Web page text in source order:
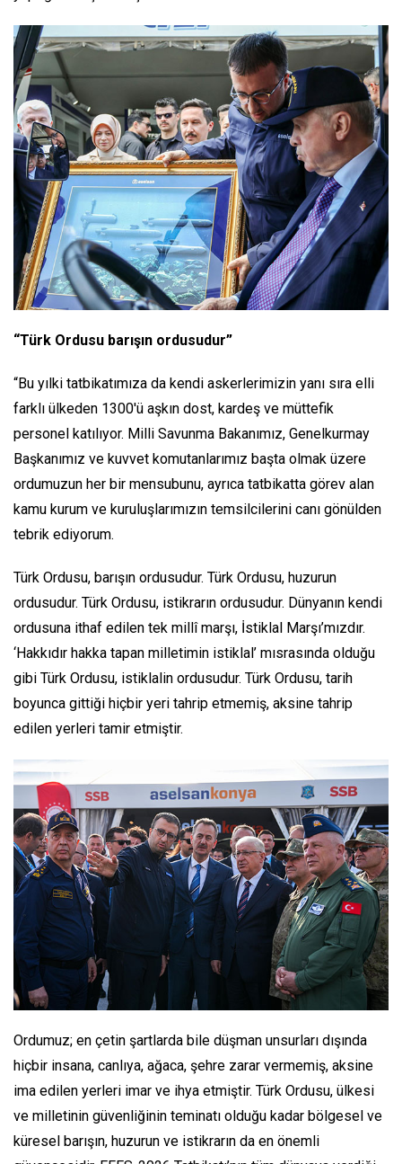
“Türk Ordusu barışın ordusudur”
“Bu yılki tatbikatımıza da kendi askerlerimizin yanı sıra elli
farklı ülkeden 1300'ü aşkın dost, kardeş ve müttefik
personel katılıyor. Milli Savunma Bakanımız, Genelkurmay
Başkanımız ve kuvvet komutanlarımız başta olmak üzere
ordumuzun her bir mensubunu, ayrıca tatbikatta görev alan
kamu kurum ve kuruluşlarımızın temsilcilerini canı gönülden
tebrik ediyorum.
Türk Ordusu, barışın ordusudur. Türk Ordusu, huzurun
ordusudur. Türk Ordusu, istikrarın ordusudur. Dünyanın kendi
ordusuna ithaf edilen tek millî marşı, İstiklal Marşı’mızdır.
‘Hakkıdır hakka tapan milletimin istiklal’ mısrasında olduğu
gibi Türk Ordusu, istiklalin ordusudur. Türk Ordusu, tarih
boyunca gittiği hiçbir yeri tahrip etmemiş, aksine tahrip
edilen yerleri tamir etmiştir.
Ordumuz; en çetin şartlarda bile düşman unsurları dışında
hiçbir insana, canlıya, ağaca, şehre zarar vermemiş, aksine
ima edilen yerleri imar ve ihya etmiştir. Türk Ordusu, ülkesi
ve milletinin güvenliğinin teminatı olduğu kadar bölgesel ve
küresel barışın, huzurun ve istikrarın da en önemli